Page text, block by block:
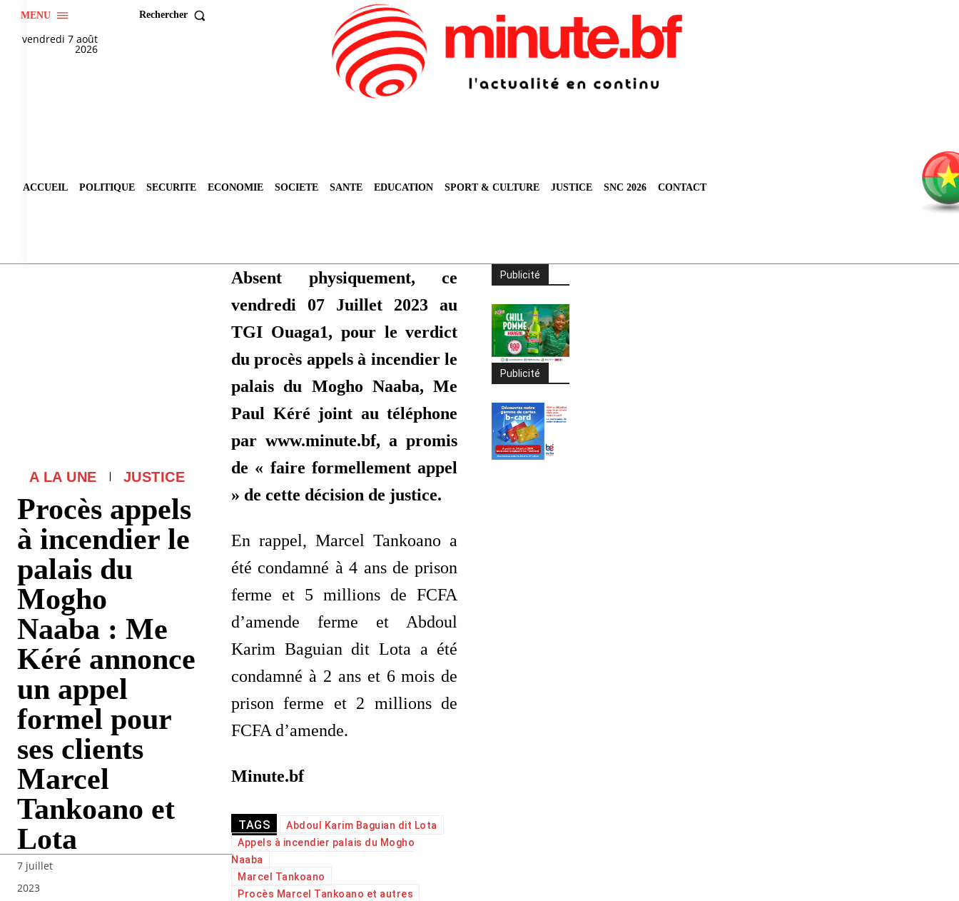
MENU Rechercher
vendredi 7 août
2026
ACCUEIL POLITIQUE SECURITE ECONOMIE SOCIETE SANTE EDUCATION SPORT & CULTURE JUSTICE SNC 2026 CONTACT
A LA UNE JUSTICE
Procès appels
à incendier le
palais du
Mogho
Naaba : Me
Kéré annonce
un appel
formel pour
ses clients
Marcel
Tankoano et
Lota
7 juillet
2023
Absent physiquement, ce
vendredi 07 Juillet 2023 au
TGI Ouaga1, pour le verdict
du procès appels à incendier le
palais du Mogho Naaba, Me
Paul Kéré joint au téléphone
par www.minute.bf, a promis
de « faire formellement appel
» de cette décision de justice.
En rappel, Marcel Tankoano a
été condamné à 4 ans de prison
ferme et 5 millions de FCFA
d’amende ferme et Abdoul
Karim Baguian dit Lota a été
condamné à 2 ans et 6 mois de
prison ferme et 2 millions de
FCFA d’amende.
Minute.bf
TAGS
Abdoul Karim Baguian dit Lota
Appels à incendier palais du Mogho
Naaba
Marcel Tankoano
Procès Marcel Tankoano et autres
Publicité
Publicité